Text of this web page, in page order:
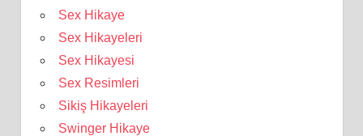
Sex Hikaye
Sex Hikayeleri
Sex Hikayesi
Sex Resimleri
Sikiş Hikayeleri
Swinger Hikaye